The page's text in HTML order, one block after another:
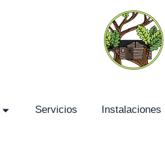
Servicios Instalaciones